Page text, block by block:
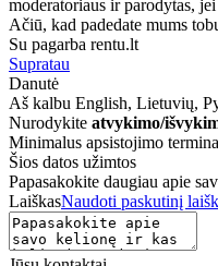
moderatoriaus ir parodytas,
Ačiū, kad padedate mums
Su pagarba rentu.lt
Supratau
Danutė
Aš kalbu English, Lietuvių,
Nurodykite atvykimo/
Minimalus apsistojimo
Šios datos užimtos
Papasakokite daugiau apie
LaiškasNaudoti paskutinį